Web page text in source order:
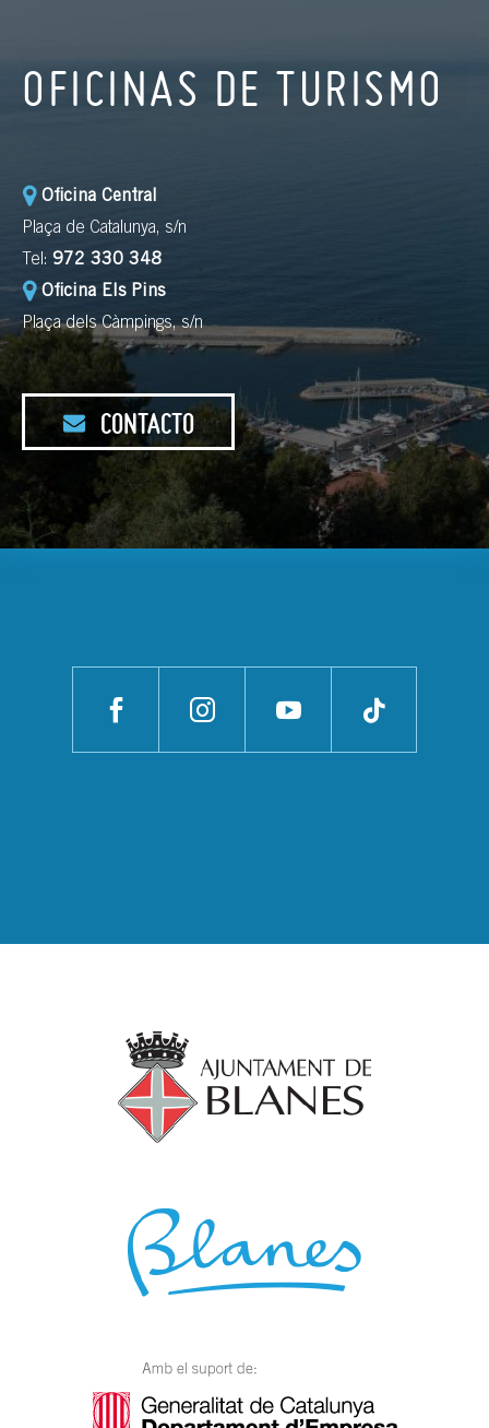
OFICINAS DE TURISMO
Oficina Central
Plaça de Catalunya, s/n
Tel: 972 330 348
Oficina Els Pins
Plaça dels Càmpings, s/n
CONTACTO